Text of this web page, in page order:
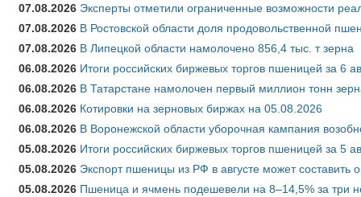
07.08.2026 Эксперты отметили ограниченные возможности
07.08.2026 В Ростовской области доля продовольственной
07.08.2026 В Липецкой области намолочено 856,4 тыс. т зерна
06.08.2026 Итоги российских биржевых торгов пшеницей за 6
06.08.2026 В Татарстане намолочен первый миллион тонн
06.08.2026 Котировки на зерновых биржах на 05.08.2026
06.08.2026 В Воронежской области уборочная кампания
05.08.2026 Итоги российских биржевых торгов пшеницей за 5
05.08.2026 Экспорт пшеницы из РФ в августе может составить
05.08.2026 Пшеница и ячмень подешевели на 8–14,5% за три